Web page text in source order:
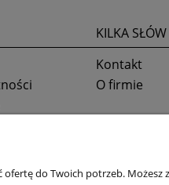
KILKA
Kontakt
O firmie
do Twoich potrzeb.